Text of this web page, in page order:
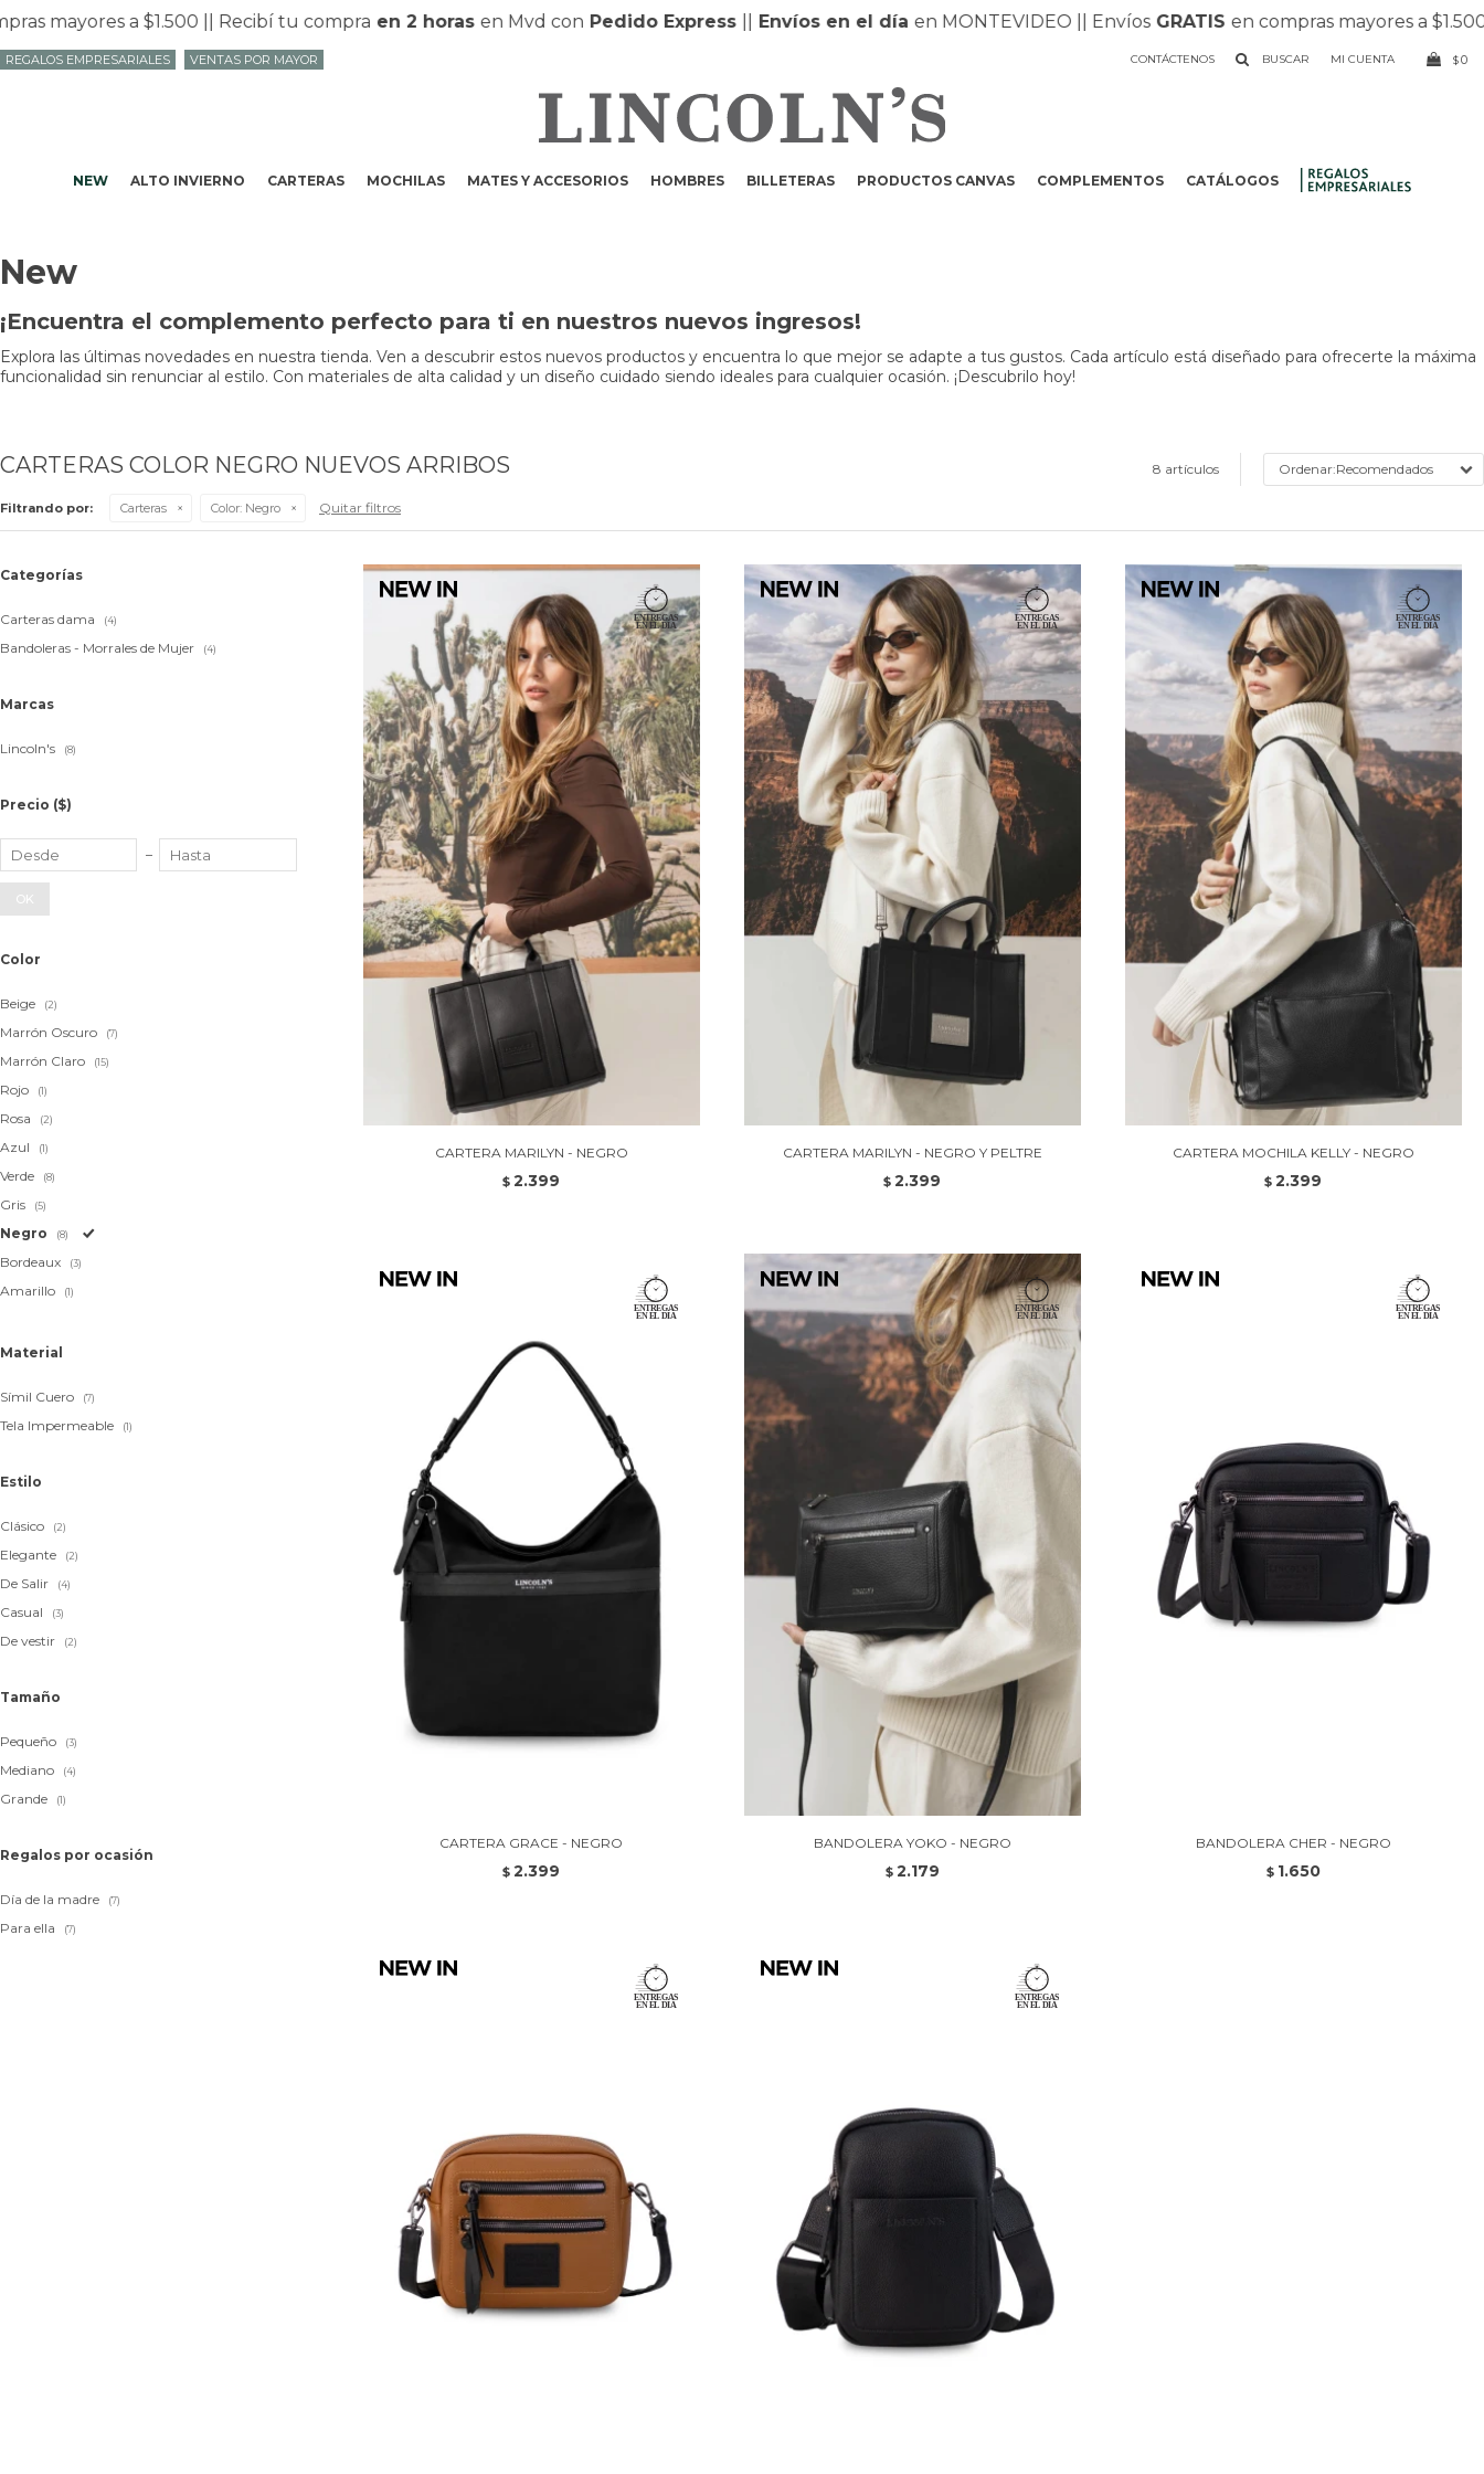
mayores a $1.500 || Recibí tu compraen 2 horasen Mvd con Pedido Express||Envíos en el día en MONTEVIDEO || EnvíosGRATISen compras mayores a $1.500 ||
NEW ALTO INVIERNO CARTERAS MOCHILAS MATES Y ACCESORIOS HOMBRES BILLETERAS PRODUCTOS CANVAS COMPLEMENTOS CATÁLOGOS
CONTÁCTENOS $0
REGALOS EMPRESARIALES VENTAS POR MAYOR
New
¡Encuentra el complemento perfecto para ti en nuestros nuevos ingresos!
Explora las últimas novedades en nuestra tienda. Ven a descubrir estos nuevos productos y encuentra lo que mejor se adapte a tus gustos. Cada artículo está diseñado para ofrecerte la máxima
funcionalidad sin renunciar al estilo. Con materiales de alta calidad y un diseño cuidado siendo ideales para cualquier ocasión. ¡Descubrilo hoy!
CARTERAS COLOR NEGRO NUEVOS ARRIBOS 8 artículos Recomendados
Filtrando por: Carteras Color: Negro Quitar filtros
CARTERA MARILYN - NEGRO
$ 2.399
CARTERA MARILYN - NEGRO Y PELTRE
$ 2.399
CARTERA MOCHILA KELLY - NEGRO
$ 2.399
CARTERA GRACE - NEGRO
$ 2.399
BANDOLERA YOKO - NEGRO
$ 2.179
BANDOLERA CHER - NEGRO
$ 1.650
Categorías
Carteras dama (4)
Bandoleras - Morrales de Mujer (4)
Marcas
Lincoln's (8)
Precio ($)
OK
Color
Beige (2)
Marrón Oscuro (7)
Marrón Claro (15)
Rojo (1)
Rosa (2)
Azul (1)
Verde (8)
Gris (5)
Negro (8)
Bordeaux (3)
Amarillo (1)
Material
Símil Cuero (7)
Tela Impermeable (1)
Estilo
Clásico (2)
Elegante (2)
De Salir (4)
Casual (3)
De vestir (2)
Tamaño
Pequeño (3)
Mediano (4)
Grande (1)
Regalos por ocasión
Día de la madre (7)
Para ella (7)